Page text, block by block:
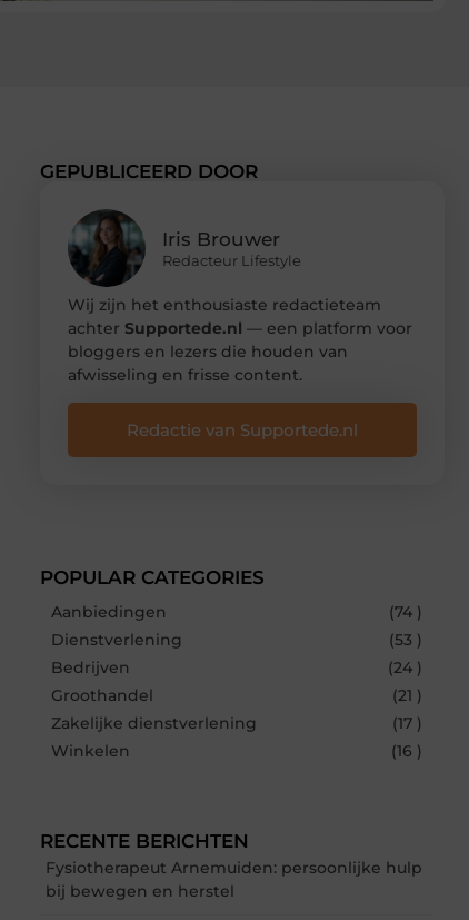
GEPUBLICEERD DOOR
Iris Brouwer
Redacteur Lifestyle
Wij zijn het enthousiaste redactieteam
achter Supportede.nl — een platform voor
bloggers en lezers die houden van
afwisseling en frisse content.
Redactie van Supportede.nl
POPULAR CATEGORIES
Aanbiedingen
(74 )
Dienstverlening
(53 )
Bedrijven
(24 )
Groothandel
(21 )
Zakelijke dienstverlening
(17 )
Winkelen
(16 )
RECENTE BERICHTEN
Fysiotherapeut Arnemuiden: persoonlijke hulp
bij bewegen en herstel